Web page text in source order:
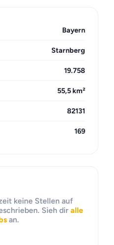
Bayern
Starnberg
19.758
55,5 km²
82131
169
keine Stellen auf
Sieh dir alle
an.